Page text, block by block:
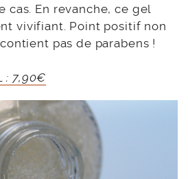
cas. En revanche, ce gel
vivifiant. Point positif non
pas de parabens !
: 7,90€